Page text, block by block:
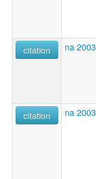
citation
na 2003
citation
na 2003